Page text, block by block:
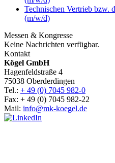
Technischen Vertrieb
(m/w/d)
Messen & Kongresse
Keine Nachrichten verfügbar.
Kontakt
Kögel GmbH
Hagenfeldstraße 4
75038 Oberderdingen
Tel.: + 49 (0) 7045 982-0
Fax: + 49 (0) 7045 982-22
Mail: info@mk-koegel.de